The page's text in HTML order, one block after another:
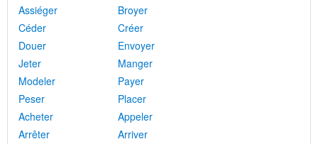
Assiéger
Broyer
Céder
Créer
Douer
Envoyer
Jeter
Manger
Modeler
Payer
Peser
Placer
Acheter
Appeler
Arrêter
Arriver